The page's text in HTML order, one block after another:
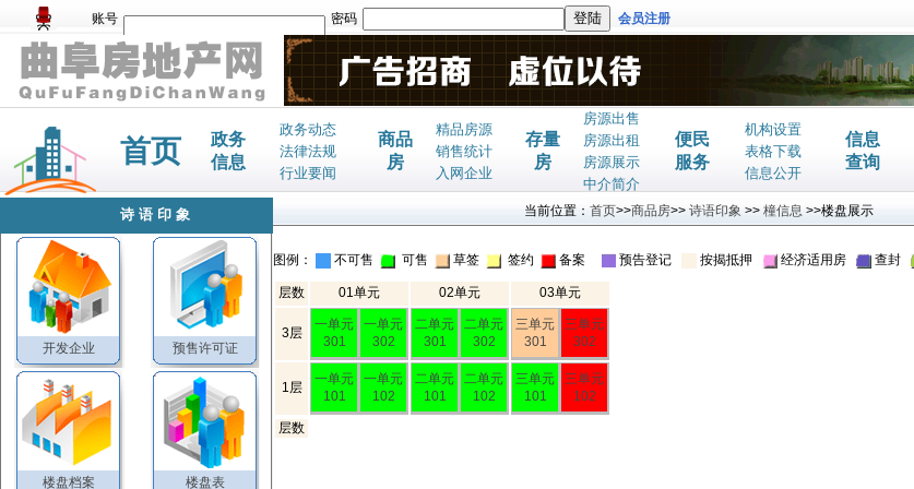
账号 密码 会员注册
首页
政务
信息
政务动态
法律法规
行业要闻
商品
房
精品房源
销售统计
入网企业
存量
房
房源出售
房源出租
房源展示
中介简介
便民
服务
机构设置
表格下载
信息公开
信息
查询
诗语印象
开发企业 预售许可证
楼盘档案 楼盘表
当前位置： 首页>>商品房>> 诗语印象 >> 橦信息 >>楼盘展示
图例： 不可售 可售 草签 签约 备案 预告登记 按揭抵押 经济适用房 查封
层数 01单元 02单元 03单元
3层
一单元
301
一单元
302
二单元
301
二单元
302
三单元
301
三单元
302
1层
一单元
101
一单元
102
二单元
101
二单元
102
三单元
101
三单元
102
层数